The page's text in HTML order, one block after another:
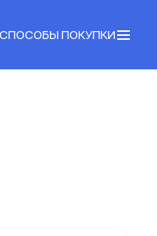
СПОСОБЫ ПОКУПКИ